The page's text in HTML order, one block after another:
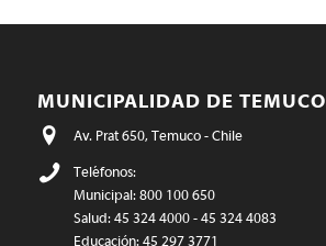
MUNICIPALIDAD DE TEMUCO
Av. Prat 650, Temuco - Chile
Teléfonos:
Municipal: 800 100 650
Salud: 45 324 4000 - 45 324 4083
Educación: 45 297 3771